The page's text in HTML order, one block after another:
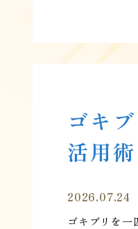
ゴキ
活用術
2026.07.24
ゴキブリを一